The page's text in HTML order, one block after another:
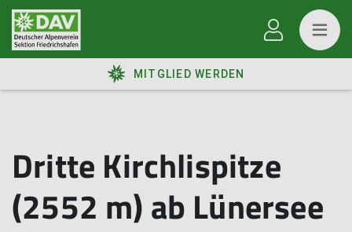
MITGLIED WERDEN
Dritte Kirchlispitze
(2552 m) ab Lünersee